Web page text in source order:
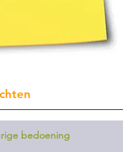
bedoening